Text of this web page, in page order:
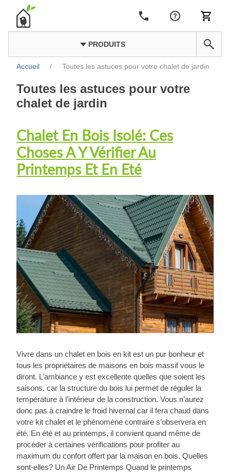
PRODUITS
Accueil / Toutes les astuces pour votre chalet de jardin
Toutes les astuces pour votre
chalet de jardin
Chalet En Bois Isolé: Ces
Choses A Y Vérifier Au
Printemps Et En Eté
Vivre dans un chalet en bois en kit est un pur bonheur et
tous les propriétaires de maisons en bois massif vous le
diront. L’ambiance y est excellente quelles que soient les
saisons, car la structure du bois lui permet de réguler la
température à l’intérieur de la construction. Vous n’aurez
donc pas à craindre le froid hivernal car il fera chaud dans
votre kit chalet et le phénomène contraire s’observera en
été. En été et au printemps, il convient quand même de
procéder à certaines vérifications pour profiter au
maximum du confort offert par la maison en bois. Quelles
sont-elles? Un Air De Printemps Quand le printemps